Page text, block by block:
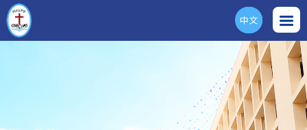
ENG
中文